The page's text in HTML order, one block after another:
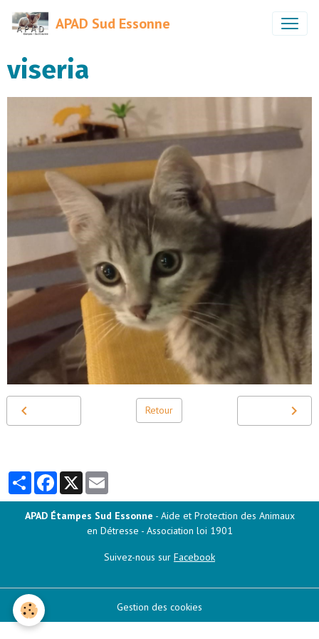
APAD Sud Essonne
viseria
Retour
PartagerFacebook
X
APAD Étampes Sud Essonne - Aide et Protection des Animaux
en Détresse - Association loi 1901
Suivez-nous sur Facebook
Gestion des cookies